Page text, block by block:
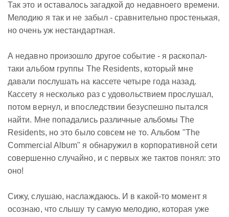
Так это и оставалось загадкой до недавноего времени.
Мелодию я так и не забыл - сравнительно простенькая,
но очень уж нестандартная.
А недавно произошло другое событие - я раскопал-
таки альбом группы The Residents, который мне
давали послушать на кассете четыре года назад.
Кассету я несколько раз с удовольствием прослушал,
потом вернул, и впоследствии безуспешно пытался
найти. Мне попадались различные альбомы The
Residents, но это было совсем не то. Альбом "The
Commercial Album" я обнаружил в корпоративной сети
совершенно случайно, и с первых же тактов понял: это
оно!
Сижу, слушаю, наслаждаюсь. И в какой-то момент я
осознаю, что слышу ту самую мелодию, которая уже